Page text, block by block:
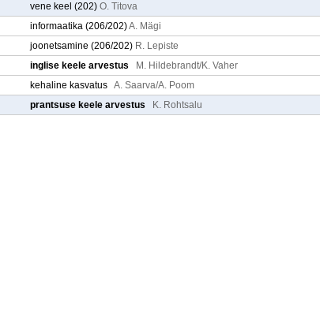
vene keel (202) O. Titova
informaatika (206/202)A. Mägi
joonetsamine (206/202) R. Lepiste
inglise keele arvestus
M. Hildebrandt/K. Vaher
kehaline kasvatus A. Saarva/A. Poom
prantsuse keele arvestus K. Rohtsalu